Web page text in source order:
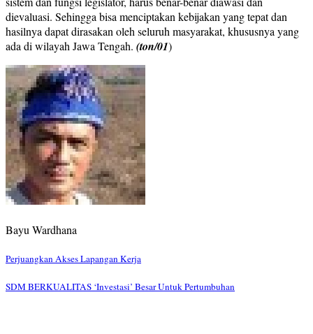
dievaluasi. Sehingga bisa menciptakan kebijakan yang tepat dan
hasilnya dapat dirasakan oleh seluruh masyarakat, khususnya yang
ada di wilayah Jawa Tengah. (ton/01)
Bayu Wardhana
Post
navigation
Perjuangkan Akses Lapangan Kerja
SDM BERKUALITAS ‘Investasi’ Besar Untuk Pertumbuhan